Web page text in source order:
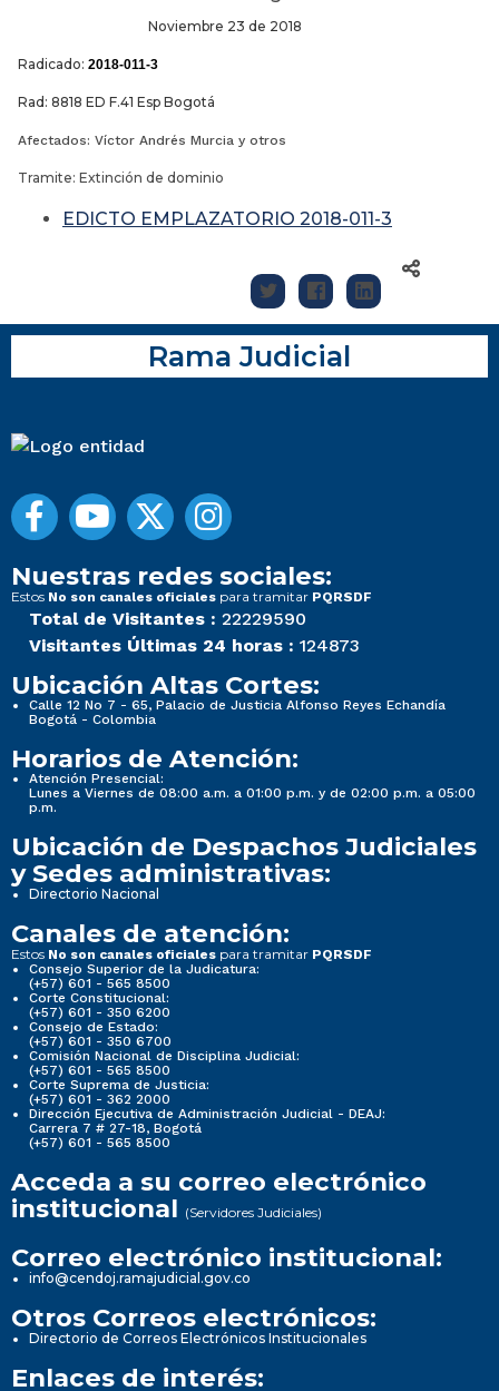
Noviembre 23 de 2018
Radicado: 2018-011-3
Rad: 8818 ED F.41 Esp Bogotá
Afectados: Víctor Andrés Murcia y otros
Tramite: Extinción de dominio
EDICTO EMPLAZATORIO 2018-011-3
Rama Judicial
Nuestras redes sociales:
Estos No son canales oficiales para tramitar PQRSDF
Total de Visitantes : 22229590
Visitantes Últimas 24 horas : 124873
Ubicación Altas Cortes:
Calle 12 No 7 - 65, Palacio de Justicia Alfonso Reyes Echandía
Bogotá - Colombia
Horarios de Atención:
Atención Presencial:
Lunes a Viernes de 08:00 a.m. a 01:00 p.m. y de 02:00 p.m. a 05:00
p.m.
Ubicación de Despachos Judiciales
y Sedes administrativas:
Directorio Nacional
Canales de atención:
Estos No son canales oficiales para tramitar PQRSDF
Consejo Superior de la Judicatura:
(+57) 601 - 565 8500
Corte Constitucional:
(+57) 601 - 350 6200
Consejo de Estado:
(+57) 601 - 350 6700
Comisión Nacional de Disciplina Judicial:
(+57) 601 - 565 8500
Corte Suprema de Justicia:
(+57) 601 - 362 2000
Dirección Ejecutiva de Administración Judicial - DEAJ:
Carrera 7 # 27-18, Bogotá
(+57) 601 - 565 8500
Acceda a su correo electrónico
institucional (Servidores Judiciales)
Correo electrónico institucional:
info@cendoj.ramajudicial.gov.co
Otros Correos electrónicos:
Directorio de Correos Electrónicos Institucionales
Enlaces de interés: